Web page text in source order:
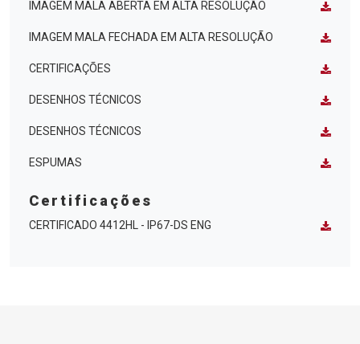
IMAGEM MALA ABERTA EM ALTA RESOLUÇÃO
IMAGEM MALA FECHADA EM ALTA RESOLUÇÃO
CERTIFICAÇÕES
DESENHOS TÉCNICOS
DESENHOS TÉCNICOS
ESPUMAS
Certificações
CERTIFICADO 4412HL - IP67-DS ENG